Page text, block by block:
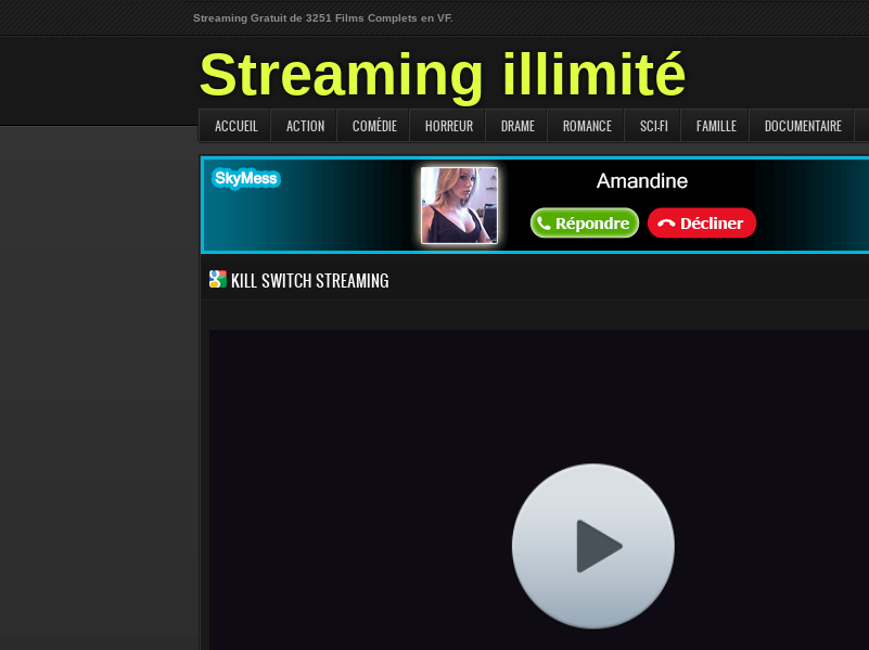
Streaming Gratuit de 3251 Films Complets en VF.
Streaming illimité
ACCUEIL ACTION COMÉDIE HORREUR DRAME ROMANCE SCI-FI FAMILLE DOCUMENTAIRE
KILL SWITCH STREAMING